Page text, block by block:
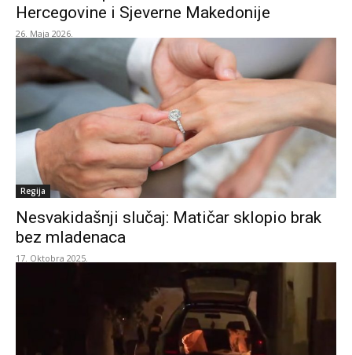
Hercegovine i Sjeverne Makedonije
26. Maja 2026.
Regija
Nesvakidašnji slučaj: Matičar sklopio brak
bez mladenaca
17. Oktobra 2025.